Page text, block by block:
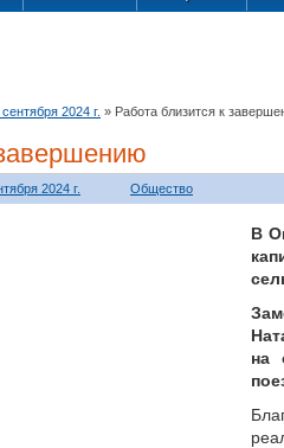
2024 г. » Работа близится к
2024 г. Общество
В
на